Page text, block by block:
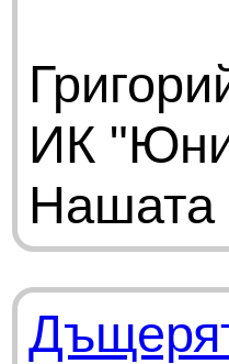
ИК
Нашата